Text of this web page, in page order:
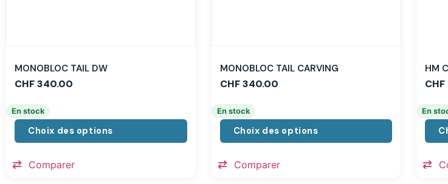
MONOBLOC TAIL DW
CHF340.00
En stock
Choix des options
Comparer
MONOBLOC TAIL CARVING
CHF340.00
En stock
Choix des options
Comparer
HM
CHF
En